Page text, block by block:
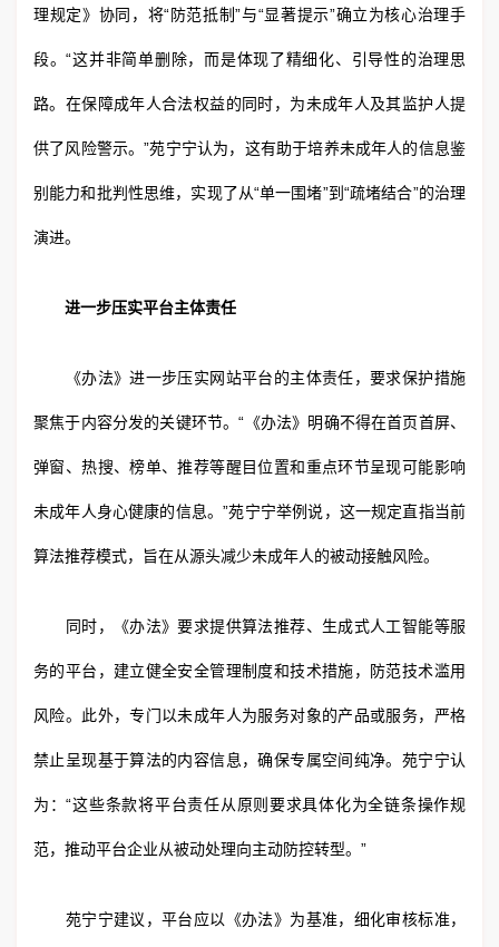
理规定》协同，将“防范抵制”与“显著提示”确立为核心治理手
段。“这并非简单删除，而是体现了精细化、引导性的治理思
路。在保障成年人合法权益的同时，为未成年人及其监护人提
供了风险警示。”苑宁宁认为，这有助于培养未成年人的信息鉴
别能力和批判性思维，实现了从“单一围堵”到“疏堵结合”的治理
演进。
进一步压实平台主体责任
《办法》进一步压实网站平台的主体责任，要求保护措施
聚焦于内容分发的关键环节。“《办法》明确不得在首页首屏、
弹窗、热搜、榜单、推荐等醒目位置和重点环节呈现可能影响
未成年人身心健康的信息。”苑宁宁举例说，这一规定直指当前
算法推荐模式，旨在从源头减少未成年人的被动接触风险。
同时，《办法》要求提供算法推荐、生成式人工智能等服
务的平台，建立健全安全管理制度和技术措施，防范技术滥用
风险。此外，专门以未成年人为服务对象的产品或服务，严格
禁止呈现基于算法的内容信息，确保专属空间纯净。苑宁宁认
为：“这些条款将平台责任从原则要求具体化为全链条操作规
范，推动平台企业从被动处理向主动防控转型。”
苑宁宁建议，平台应以《办法》为基准，细化审核标准，